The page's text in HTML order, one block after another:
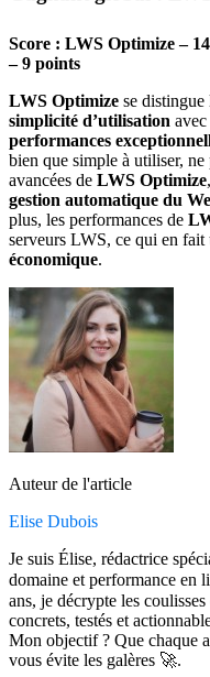
Score : LWS Optimize –
– 9 points
LWS Optimize se distingue
simplicité d’utilisation
performances
bien que simple à utiliser,
avancées de LWS Optimize
gestion automatique du
plus, les performances de
serveurs LWS, ce qui en fait
économique.
Auteur de l'article
Elise Dubois
Je suis Élise, rédactrice
domaine et performance en
ans, je décrypte les
concrets, testés et
Mon objectif ? Que chaque
vous évite les galères 🚀.